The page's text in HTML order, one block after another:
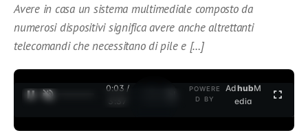
Avere in casa un sistema multimediale composto da
numerosi dispositivi significa avere anche altrettanti
telecomandi che necessitano di pile e […]
0:04 /
3:37
POWERE
D BY
AdhubM
edia